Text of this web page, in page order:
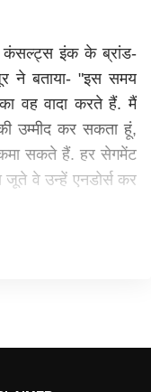
कंसल्ट्स इंक के ब्रांड-
ने बताया- "इस समय
वह वादा करते हैं. मैं
उम्मीद कर सकता हूं,
सकते हैं. हर सेगमेंट
वे उन्हें एनडोर्स कर
सबसे बड़ी गलती है जो